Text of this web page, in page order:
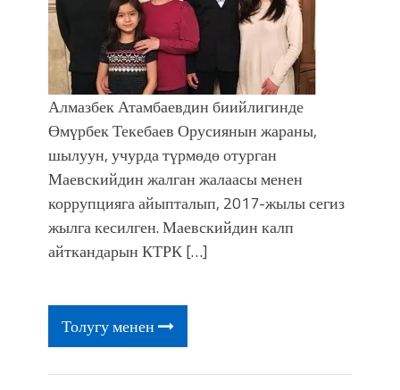
Алмазбек Атамбаевдин биийлигинде
Өмүрбек Текебаев Орусиянын жараны,
шылуун, учурда түрмөдө отурган
Маевскийдин жалган жалаасы менен
коррупцияга айыпталып, 2017-жылы сегиз
жылга кесилген. Маевскийдин калп
айткандарын КТРК […]
Толугу менен